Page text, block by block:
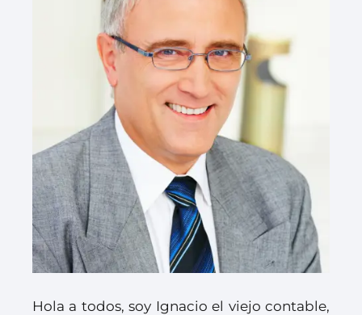
Hola a todos, soy Ignacio el viejo contable,